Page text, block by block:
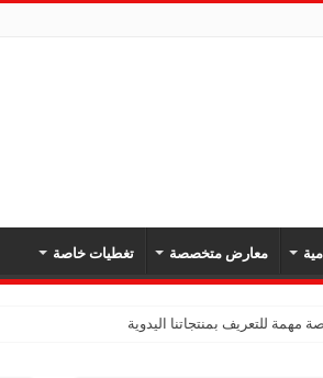
معارض متخصصة تغطيات خاصة
للتعريف بمنتجاتنا اليدوية